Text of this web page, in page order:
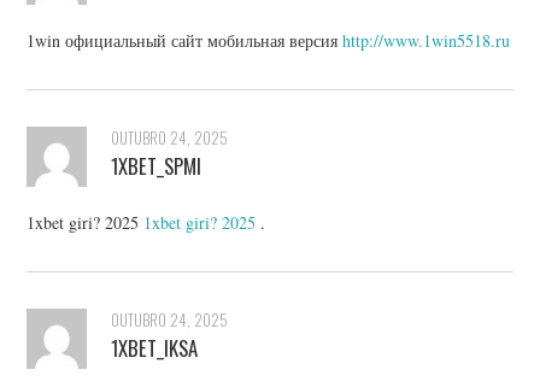
1win официальный сайт мобильная версияhttp://www.1win5518.ru
OUTUBRO 24, 2025
1XBET_SPMI
1xbet giri? 2025 1xbet giri? 2025 .
OUTUBRO 24, 2025
1XBET_IKSA